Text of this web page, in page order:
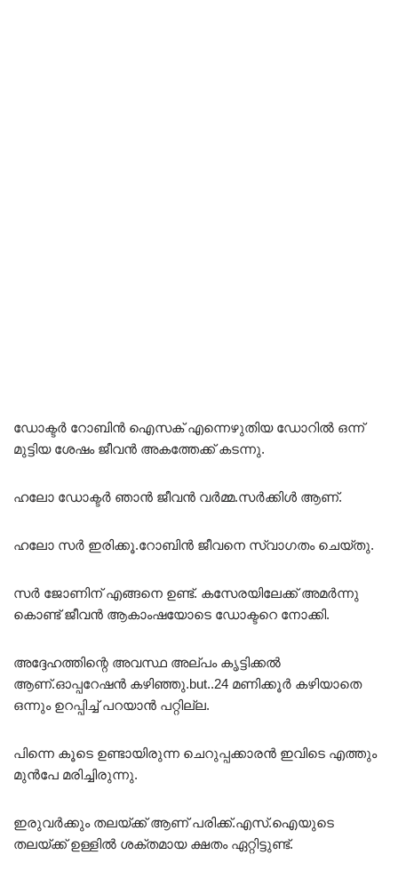
ഡോക്ടർ റോബിൻ ഐസക് എന്നെഴുതിയ ഡോറിൽ ഒന്ന്
മുട്ടിയ ശേഷം ജീവൻ അകത്തേക്ക് കടന്നു.
ഹലോ ഡോക്ടർ ഞാൻ ജീവൻ വർമ്മ.സർക്കിൾ ആണ്.
ഹലോ സർ ഇരിക്കൂ.റോബിൻ ജീവനെ സ്വാഗതം ചെയ്തു.
സർ ജോണിന് എങ്ങനെ ഉണ്ട്. കസേരയിലേക്ക് അമർന്നു
കൊണ്ട് ജീവൻ ആകാംഷയോടെ ഡോക്ടറെ നോക്കി.
അദ്ദേഹത്തിന്റെ അവസ്ഥ അല്പം കൃട്ടിക്കൽ
ആണ്.ഓപ്പറേഷൻ കഴിഞ്ഞു.but..24 മണിക്കൂർ കഴിയാതെ
ഒന്നും ഉറപ്പിച്ച് പറയാൻ പറ്റില്ല.
പിന്നെ കൂടെ ഉണ്ടായിരുന്ന ചെറുപ്പക്കാരൻ ഇവിടെ എത്തും
മുൻപേ മരിച്ചിരുന്നു.
ഇരുവർക്കും തലയ്ക്ക് ആണ് പരിക്ക്.എസ്.ഐയുടെ
തലയ്ക്ക് ഉള്ളിൽ ശക്തമായ ക്ഷതം ഏറ്റിട്ടുണ്ട്.